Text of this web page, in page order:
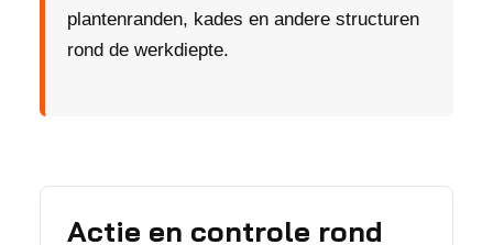
plantenranden, kades en andere structuren
rond de werkdiepte.
Actie en controle rond